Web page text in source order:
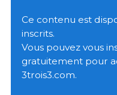
Cepea, malgré la
de l’offre intérieure,
et la baisse des prix
performance des
les revenus du secteur.
Ce contenu est
inscrits.
Vous pouvez vous
gratuitement pour
3trois3.com.